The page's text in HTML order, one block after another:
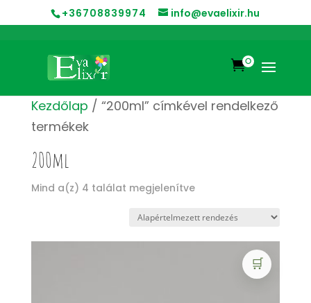
+36708839974 info@evaelixir.hu
0
Kezdőlap / “200ml” címkével rendelkező
termékek
200ml
Mind a(z) 4 találat megjelenítve
🛒